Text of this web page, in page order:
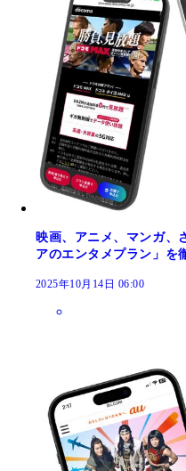
映画、アニメ、マンガ、
アのエンタメプラン」を
2025年10月14日 06:00